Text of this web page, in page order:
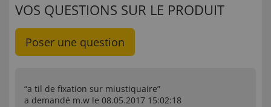
VOS QUESTIONS SUR LE PRODUIT
Poser une question
“a til de fixation sur miustiquaire”
a demandé m.w le 08.05.2017 15:02:18